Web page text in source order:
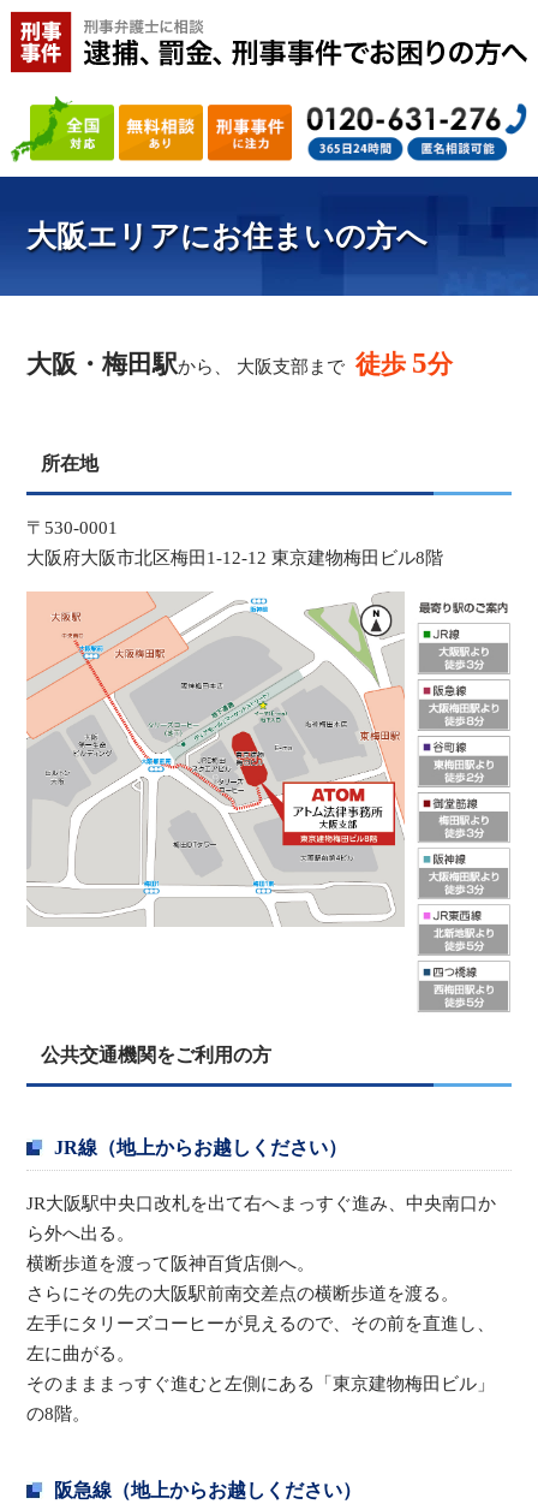
大阪エリアにお住まいの方へ
大阪・梅田駅から、 大阪支部まで 徒歩 5分
所在地
〒530-0001
大阪府大阪市北区梅田1-12-12 東京建物梅田ビル8階
公共交通機関をご利用の方
JR線（地上からお越しください）
JR大阪駅中央口改札を出て右へまっすぐ進み、中央南口か
ら外へ出る。
横断歩道を渡って阪神百貨店側へ。
さらにその先の大阪駅前南交差点の横断歩道を渡る。
左手にタリーズコーヒーが見えるので、その前を直進し、
左に曲がる。
そのまままっすぐ進むと左側にある「東京建物梅田ビル」
の8階。
阪急線（地上からお越しください）